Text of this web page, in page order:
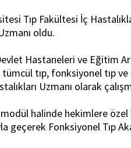
Tıp Fakültesi İç
oldu.
Hastaneleri ve Eğitim
tümcül tıp, fonksiyonel tıp
Uzmanı olarak
halinde hekimlere özel
geçerek Fonksiyonel Tıp